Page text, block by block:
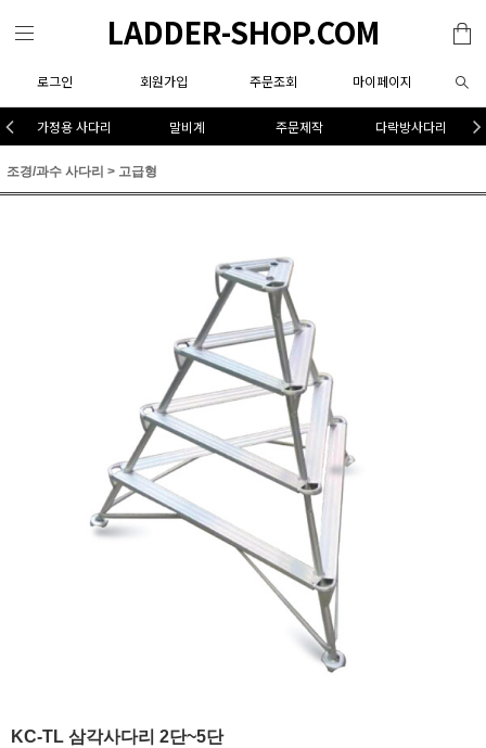
LADDER-SHOP.COM
로그인 회원가입 주문조회 마이페이지
가정용 사다리 말비계 주문제작 다락방사다리
조경/과수 사다리 > 고급형
KC-TL 삼각사다리 2단~5단